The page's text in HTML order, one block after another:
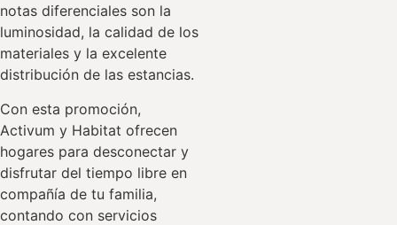
notas diferenciales son la
luminosidad, la calidad de los
materiales y la excelente
distribución de las estancias.
Con esta promoción,
Activum y Habitat ofrecen
hogares para desconectar y
disfrutar del tiempo libre en
compañía de tu familia,
contando con servicios